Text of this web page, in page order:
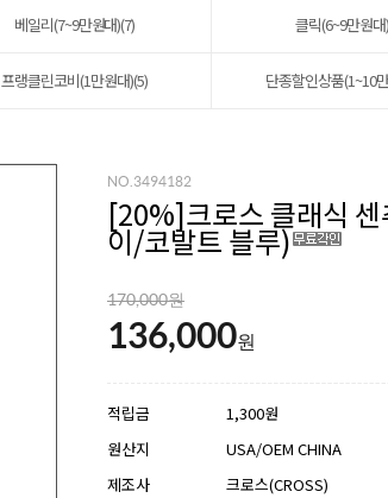
베일리(7~9만원대)(7) 클릭(6~9만원대
프랭클린코비(1만원대)(5) 단종할인상품(1~10
NO.3494182
[20%]크로스 클래식
이/코발트 블루)
170,000원
136,000원
적립금
1,300원
원산지
USA/OEM CHINA
제조사
크로스(CROSS)